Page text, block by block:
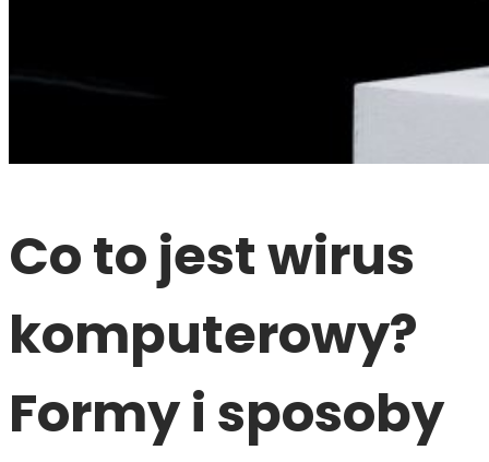
Co to jest wirus
komputerowy?
Formy i sposoby